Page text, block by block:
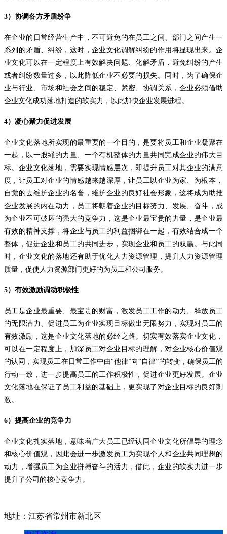
3）协调各方矛盾纷争
在企业的日常经营生产中，不可避免的在员工之间、部门之间产生一
系列的矛盾、纠纷，这时，企业文化调解纠纷的作用将显现出来。企
业文化可以在一定程度上有效解决问题、化解矛盾，避免纠纷的产生
或者纠纷数量过多，以此降低企业不必要的损失。同时，为了确保企
业与行业、市场和社会之间的稳定、紧密、协调关系，企业必须借助
企业文化成功落地打造的软实力，以此加快企业发展进程。
4） 凝心聚力促进发展
企业文化落地所实现的最重要的一个目的，是要将员工和企业凝聚在
一起，以一股绳的力量、一个有机整体的力量共同完成企业的伟大目
标。企业文化落地，需要实现情感层次，即提升员工对其企业的满意
度，让员工对企业的情感越来越深厚，让员工以企业为家、为根本，
自觉的去维护企业的名誉，维护企业的良好社会形象，这将成为助推
企业发展的内在动力，员工将朝着企业的目标努力、发展、奋斗，成
为企业不可破坏的强大的竞争力，这是企业最宝贵的力量，是企业最
有效的精神支撑，将企业与员工的利益捆绑在一起，有效结合成一个
整体，促进企业和员工的共同进步，实现企业和员工的双赢。与此同
时，企业文化的落地还有助于优化人力资源管理，提升人力资源管理
质量，促使人力资源部门更好的为员工和公司服务。
5）有效激励调动积极性
员工是企业最重要、最宝贵的财富，激发员工工作的动力、释放员工
的无限潜力、促进员工为企业实现目标做出无限努力，实现对员工的
有效激励，这是企业文化落地的必经之路。切实有效落实企业文化，
可以在一定程度上，加深员工对企业目标的理解，对企业核心价值观
的认同，实现员工在日常工作中由“他律”向“自律”的转变，确保员工的
行动一致，进一步提高员工的工作积极性，促进企业更好发展。企业
文化落地在保证了员工利益的基础上，更实现了对企业目标的良好刺
激。
6）提高企业的竞争力
企业文化扎实落地，意味着广大员工已经认同企业文化所倡导的理念
和核心价值观，因此会进一步激发员工为实现个人和企业共同理想的
动力，增强员工为企业拼搏奋斗的活力，借此，企业的软实力进一步
提升了公司的核心竞争力。
地址：江苏省常州市新北区